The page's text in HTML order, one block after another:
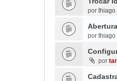
por thiago
por thiago
por